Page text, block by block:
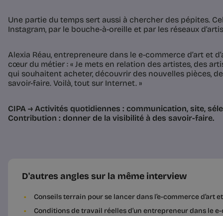
Une partie du temps sert aussi à chercher des pépites.
Instagram, par le bouche-à-oreille et par les réseaux
Alexia Réau, entrepreneure dans le e-commerce d’art et
cœur du métier : « Je mets en relation des artistes, des
qui souhaitent acheter, découvrir des nouvelles pièces,
savoir-faire. Voilà, tout sur Internet. »
CIPA → Activités quotidiennes : communication, site,
Contribution : donner de la visibilité à des savoir-faire.
D'autres angles sur la même interview
Conseils terrain pour se lancer dans l’e-commerce d’art
Conditions de travail réelles d’un entrepreneur dans le